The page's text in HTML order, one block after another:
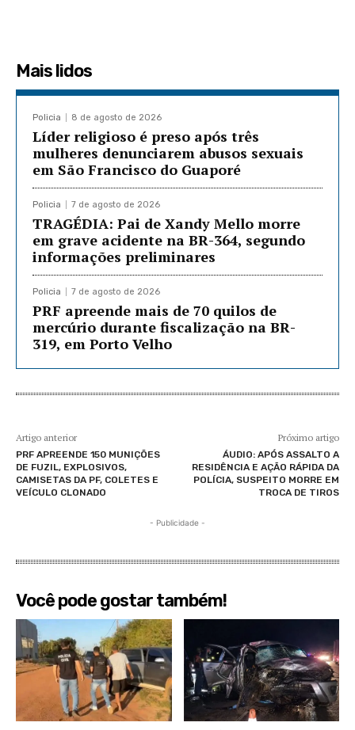
Mais lidos
Policia 8 de agosto de 2026
Líder religioso é preso após três
mulheres denunciarem abusos sexuais
em São Francisco do Guaporé
Policia 7 de agosto de 2026
TRAGÉDIA: Pai de Xandy Mello morre
em grave acidente na BR-364, segundo
informações preliminares
Policia 7 de agosto de 2026
PRF apreende mais de 70 quilos de
mercúrio durante fiscalização na BR-
319, em Porto Velho
Artigo anterior
PRF APREENDE 150 MUNIÇÕES
DE FUZIL, EXPLOSIVOS,
CAMISETAS DA PF, COLETES E
VEÍCULO CLONADO
Próximo artigo
ÁUDIO: APÓS ASSALTO A
RESIDÊNCIA E AÇÃO RÁPIDA DA
POLÍCIA, SUSPEITO MORRE EM
TROCA DE TIROS
- Publicidade -
Você pode gostar também!